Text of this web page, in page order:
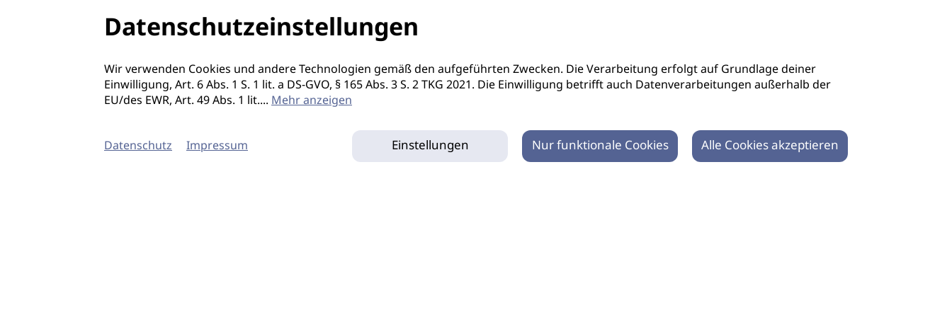
Datenschutzeinstellungen
Wir verwenden Cookies und andere Technologien gemäß den aufgeführten Zwecken. Die Verarbeitung erfolgt auf Grundlage deiner
Einwilligung, Art. 6 Abs. 1 S. 1 lit. a DS-GVO, § 165 Abs. 3 S. 2 TKG 2021. Die Einwilligung betrifft auch Datenverarbeitungen außerhalb der
EU/des EWR, Art. 49 Abs. 1 lit.... Mehr anzeigen
Datenschutz Impressum Einstellungen Nur funktionale Cookies Alle Cookies akzeptieren